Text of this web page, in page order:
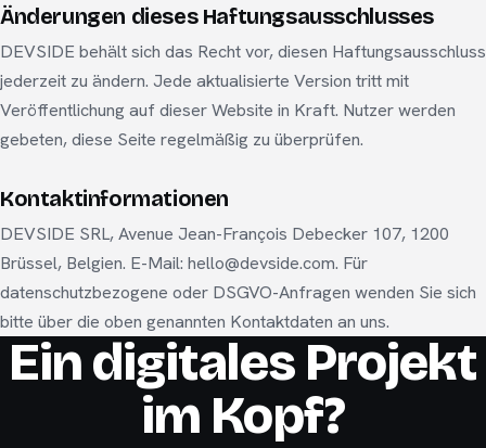
Änderungen dieses Haftungsausschlusses
DEVSIDE behält sich das Recht vor, diesen Haftungsausschluss
jederzeit zu ändern. Jede aktualisierte Version tritt mit
Veröffentlichung auf dieser Website in Kraft. Nutzer werden
gebeten, diese Seite regelmäßig zu überprüfen.
Kontaktinformationen
DEVSIDE SRL, Avenue Jean-François Debecker 107, 1200
Brüssel, Belgien. E-Mail: hello@devside.com. Für
datenschutzbezogene oder DSGVO-Anfragen wenden Sie sich
bitte über die oben genannten Kontaktdaten an uns.
Ein digitales Projekt
im Kopf?